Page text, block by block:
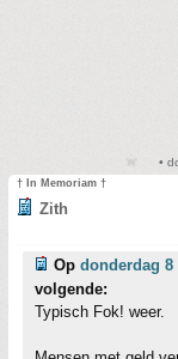
•
† In Memoriam †
Zith
Op donderdag 8
volgende:
Typisch Fok! weer.